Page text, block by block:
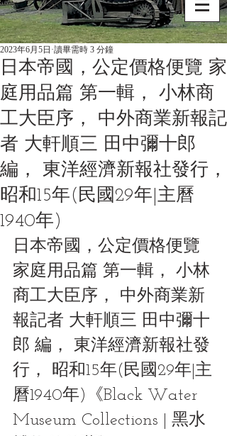
日本帝國，公定價格便覽 家
庭用品篇 第一輯， 小林商
工大臣序， 中外商業新報記
者 大軒順三 田中彌十郎
編， 東洋經濟新報社發行，
昭和15年(民國29年|主曆
1940年)
2023年6月5日 讀畢需時 3 分鐘
日本帝國，公定價格便覽
家庭用品篇 第一輯， 小林
商工大臣序， 中外商業新
報記者 大軒順三 田中彌十
郎 編， 東洋經濟新報社發
行， 昭和15年(民國29年|主
曆1940年)《Black Water
Museum Collections | 黑水